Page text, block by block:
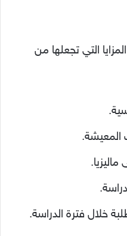
المزايا التي تجعلها من
المعيشة.
ماليزيا.
خلال فترة الدراسة.